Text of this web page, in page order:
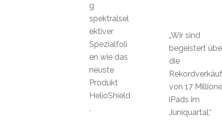
„Wir sind
begeistert
die
von 17
iPads im
Juniquartal,“
g
spektralsel
ektiver
Spezialfoli
en wie das
neuste
Produkt
HelioShield
.